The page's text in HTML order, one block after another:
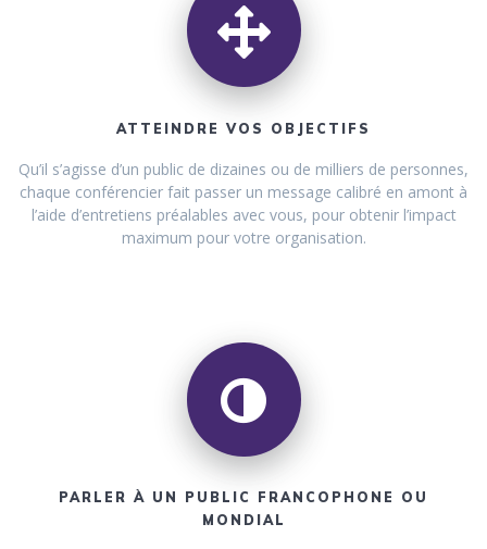
ATTEINDRE VOS OBJECTIFS
Qu’il s’agisse d’un public de dizaines ou de milliers de personnes,
chaque conférencier fait passer un message calibré en amont à
l’aide d’entretiens préalables avec vous, pour obtenir l’impact
maximum pour votre organisation.
PARLER À UN PUBLIC FRANCOPHONE OU
MONDIAL